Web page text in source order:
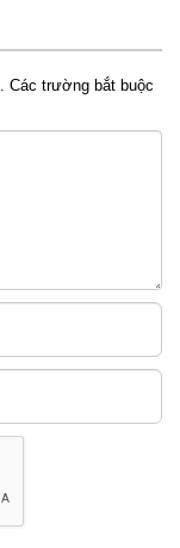
Các trường bắt buộc